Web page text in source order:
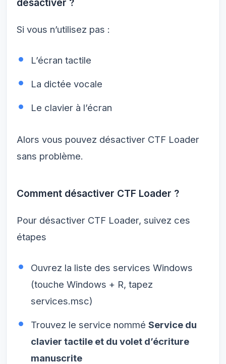
Si vous n’utilisez pas :
L’écran tactile
La dictée vocale
Le clavier à l’écran
Alors vous pouvez désactiver CTF Loader
sans problème.
Comment désactiver CTF Loader ?
Pour désactiver CTF Loader, suivez ces
étapes
Ouvrez la liste des services Windows
(touche Windows + R, tapez
services.msc)
Trouvez le service nommé Service du
clavier tactile et du volet d’écriture
manuscrite